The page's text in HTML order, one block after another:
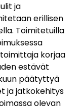
ja
erillisen
Toimitetuilla
korjaa
estävät
päätyttyä
ja jatkokehitys
olevan